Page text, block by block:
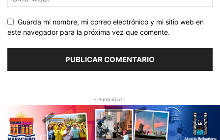
Guarda mi nombre, mi correo electrónico y mi sitio web en
este navegador para la próxima vez que comente.
- Publicidad -